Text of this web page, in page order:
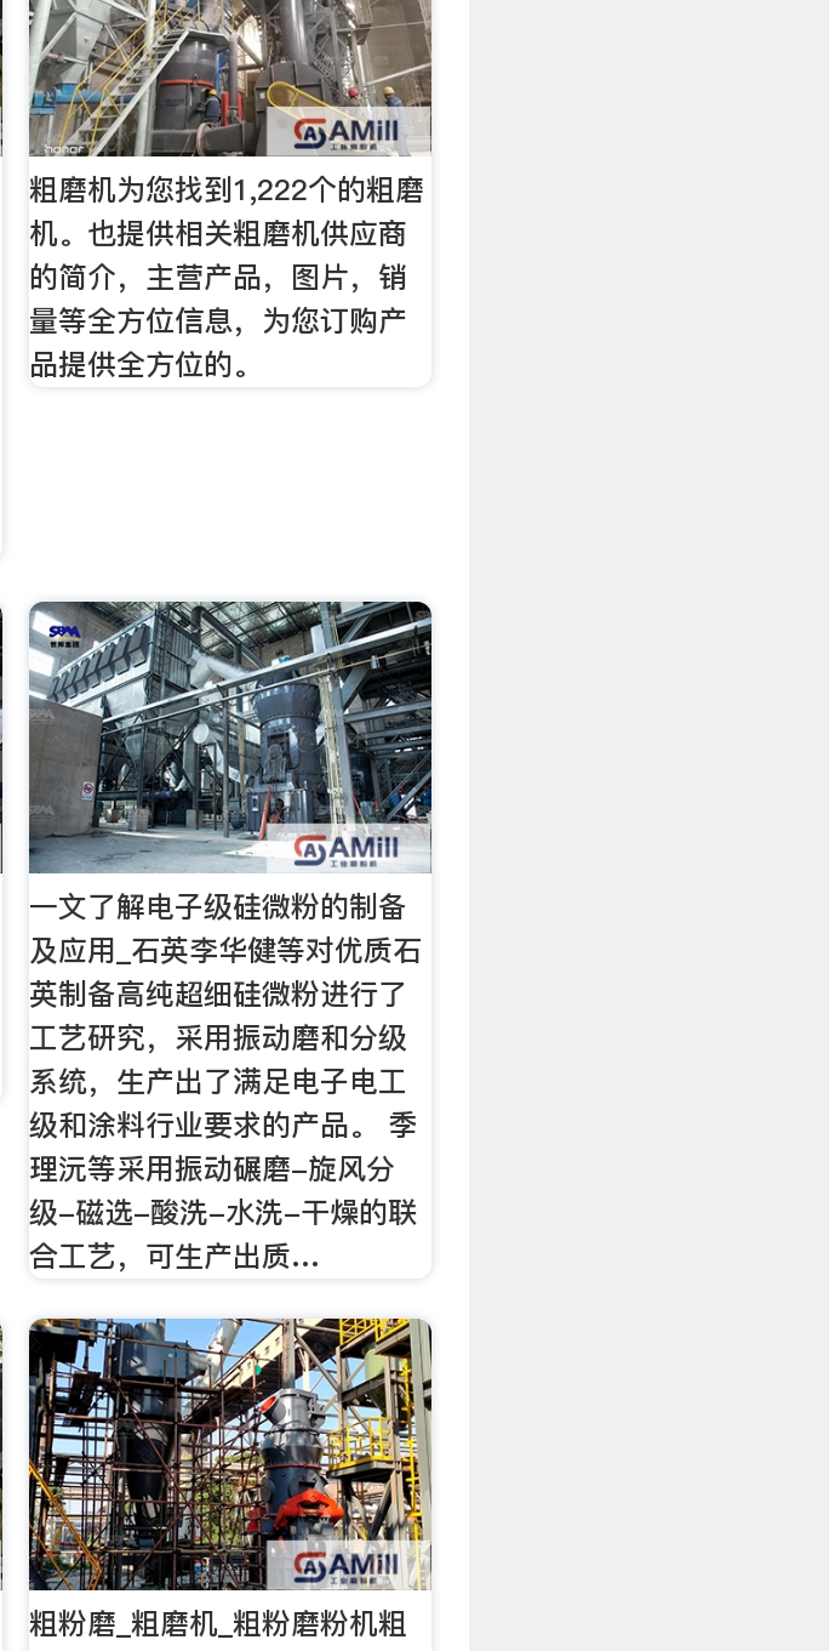
粗磨机为您找到1,222个的粗磨
机。也提供相关粗磨机供应商
的简介，主营产品，图片，销
量等全方位信息，为您订购产
品提供全方位的。
一文了解电子级硅微粉的制备
及应用_石英李华健等对优质石
英制备高纯超细硅微粉进行了
工艺研究，采用振动磨和分级
系统，生产出了满足电子电工
级和涂料行业要求的产品。 季
理沅等采用振动碾磨-旋风分
级-磁选-酸洗-水洗-干燥的联
合工艺，可生产出质…
粗粉磨_粗磨机_粗粉磨粉机粗